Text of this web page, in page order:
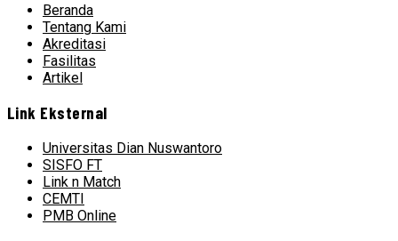
Beranda
Tentang Kami
Akreditasi
Fasilitas
Artikel
Link Eksternal
Universitas Dian Nuswantoro
SISFO FT
Link n Match
CEMTI
PMB Online